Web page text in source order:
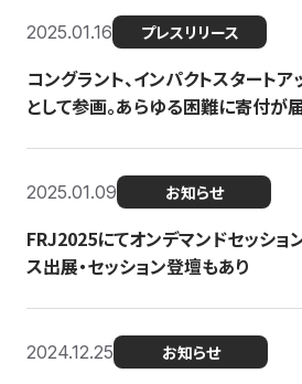
2025.01.16 プレスリリース
コングラント、インパクトスタート
として参画。あらゆる困難に寄付が
2025.01.09 お知らせ
FRJ2025にてオンデマンドセッショ
ス出展・セッション登壇もあり
2024.12.25 お知らせ